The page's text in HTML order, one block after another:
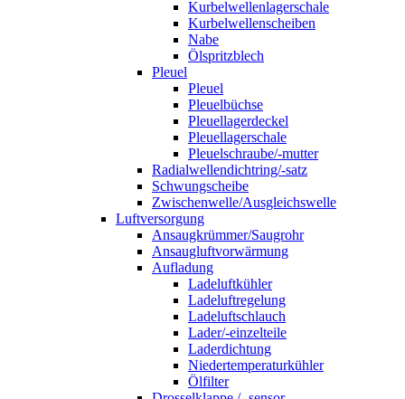
Kurbelwellenlagerschale
Kurbelwellenscheiben
Nabe
Ölspritzblech
Pleuel
Pleuel
Pleuelbüchse
Pleuellagerdeckel
Pleuellagerschale
Pleuelschraube/-mutter
Radialwellendichtring/-satz
Schwungscheibe
Zwischenwelle/Ausgleichswelle
Luftversorgung
Ansaugkrümmer/Saugrohr
Ansaugluftvorwärmung
Aufladung
Ladeluftkühler
Ladeluftregelung
Ladeluftschlauch
Lader/-einzelteile
Laderdichtung
Niedertemperaturkühler
Ölfilter